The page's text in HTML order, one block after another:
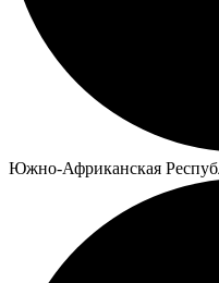
Южно-Африканская